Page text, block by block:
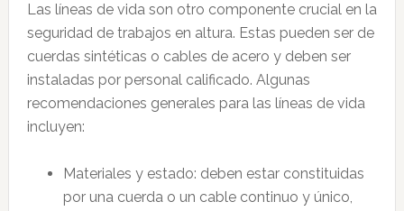
Las líneas de vida son otro componente crucial en la
seguridad de trabajos en altura. Estas pueden ser de
cuerdas sintéticas o cables de acero y deben ser
instaladas por personal calificado. Algunas
recomendaciones generales para las líneas de vida
incluyen:
Materiales y estado: deben estar constituidas
por una cuerda o un cable continuo y único,